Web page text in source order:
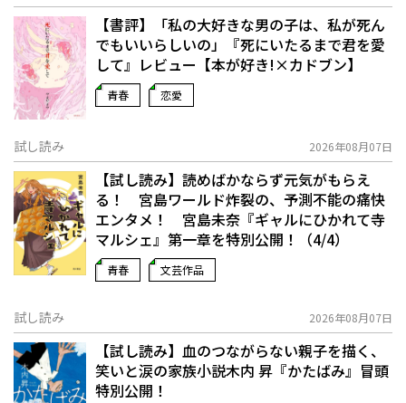
【書評】「私の大好きな男の子は、私が死ん
でもいいらしいの」――『死にいたるまで君を愛
して』レビュー【本が好き!×カドブン】
青春 恋愛
試し読み 2026年08月07日
【試し読み】読めばかならず元気がもらえ
る！ 宮島ワールド炸裂の、予測不能の痛快
エンタメ！ 宮島未奈『ギャルにひかれて寺
マルシェ』第一章を特別公開！（4/4）
青春 文芸作品
試し読み 2026年08月07日
【試し読み】血のつながらない親子を描く、
笑いと涙の家族小説――木内 昇『かたばみ』冒頭
特別公開！